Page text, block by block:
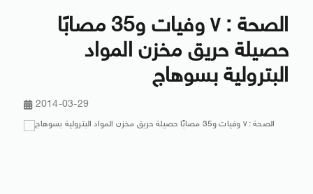
الصحة : ٧ وفيات و35 مصابًا
حصيلة حريق مخزن المواد
البترولية بسوهاج
2014-03-29